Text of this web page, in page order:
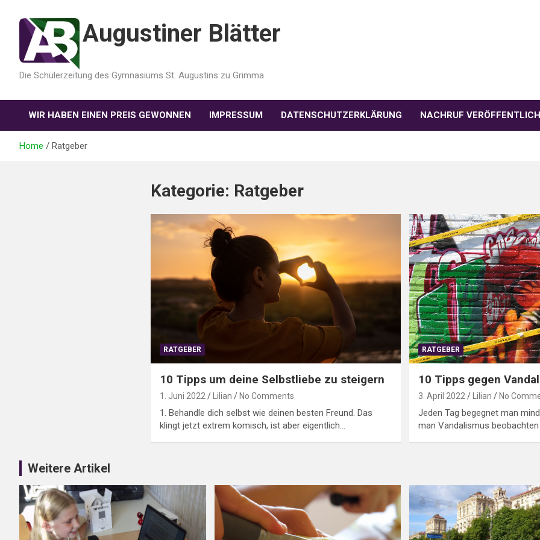
Augustiner Blätter
Die Schülerzeitung des Gymnasiums St. Augustins zu Grimma
WIR HABEN EINEN PREIS GEWONNEN IMPRESSUM DATENSCHUTZERKLÄRUNG NACHRUF
Home Ratgeber
Kategorie: Ratgeber
RATGEBER
10 Tipps um deine Selbstliebe zu steigern
1. Juni 2022 Lilian No Comments
1. Behandle dich selbst wie deinen besten Freund. Das
klingt jetzt extrem komisch, ist aber eigentlich…
RATGEBER
10 Tipps gegen
3. April 2022 Lilian No
Jeden Tag begegnet man
man Vandalismus
Weitere Artikel